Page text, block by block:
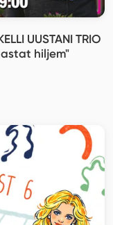
UUSTANI TRIO
hiljem"